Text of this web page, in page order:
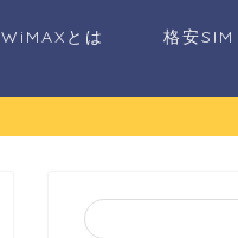
WiMAXとは 格安SIM